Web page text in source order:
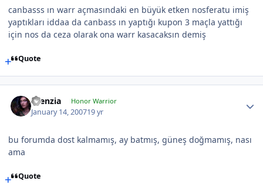
canbasss ın warr açmasındaki en büyük etken nosferatu imiş
yaptıkları iddaa da canbass ın yaptığı kupon 3 maçla yattığı
için nos da ceza olarak ona warr kasacaksın demiş
Quote
silenzia Honor Warrior
January 14, 200719 yr
bu forumda dost kalmamış, ay batmış, güneş doğmamış, nası
ama
Quote